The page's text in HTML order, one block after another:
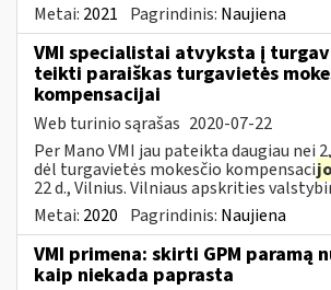
Metai: 2021 Pagrindinis: Naujiena
VMI specialistai atvyksta į
teikti paraiškas turgavietės
kompensacijai
Web turinio sąrašas 2020-07-22
Per Mano VMI jau pateikta daugiau nei
dėl turgavietės mokesčio kompensaci
22 d., Vilnius. Vilniaus apskrities
Metai: 2020 Pagrindinis: Naujiena
VMI primena: skirti GPM paramą
kaip niekada paprasta